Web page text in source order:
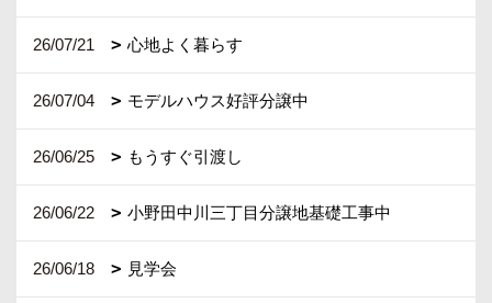
26/07/21 心地よく暮らす
26/07/04 モデルハウス好評分譲中
26/06/25 もうすぐ引渡し
26/06/22 小野田中川三丁目分譲地基礎工事中
26/06/18 見学会